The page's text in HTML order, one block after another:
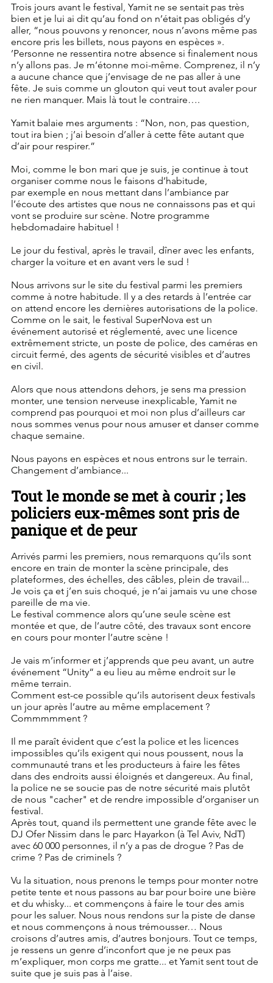
Trois jours avant le festival, Yamit ne se sentait pas très
bien et je lui ai dit qu’au fond on n’était pas obligés d’y
aller, “nous pouvons y renoncer, nous n’avons même pas
encore pris les billets, nous payons en espèces ».
’Personne ne ressentira notre absence si finalement nous
n’y allons pas. Je m’étonne moi-même. Comprenez, il n’y
a aucune chance que j’envisage de ne pas aller à une
fête. Je suis comme un glouton qui veut tout avaler pour
ne rien manquer. Mais là tout le contraire….
Yamit balaie mes arguments : “Non, non, pas question,
tout ira bien ; j’ai besoin d’aller à cette fête autant que
d’air pour respirer.”
Moi, comme le bon mari que je suis, je continue à tout
organiser comme nous le faisons d’habitude,
par exemple en nous mettant dans l’ambiance par
l’écoute des artistes que nous ne connaissons pas et qui
vont se produire sur scène. Notre programme
hebdomadaire habituel !
Le jour du festival, après le travail, dîner avec les enfants,
charger la voiture et en avant vers le sud !
Nous arrivons sur le site du festival parmi les premiers
comme à notre habitude. Il y a des retards à l’entrée car
on attend encore les dernières autorisations de la police.
Comme on le sait, le festival SuperNova est un
événement autorisé et réglementé, avec une licence
extrêmement stricte, un poste de police, des caméras en
circuit fermé, des agents de sécurité visibles et d’autres
en civil.
Alors que nous attendons dehors, je sens ma pression
monter, une tension nerveuse inexplicable, Yamit ne
comprend pas pourquoi et moi non plus d’ailleurs car
nous sommes venus pour nous amuser et danser comme
chaque semaine.
Nous payons en espèces et nous entrons sur le terrain.
Changement d’ambiance...
Tout le monde se met à courir ; les
policiers eux-mêmes sont pris de
panique et de peur
Arrivés parmi les premiers, nous remarquons qu’ils sont
encore en train de monter la scène principale, des
plateformes, des échelles, des câbles, plein de travail...
Je vois ça et j’en suis choqué, je n’ai jamais vu une chose
pareille de ma vie.
Le festival commence alors qu’une seule scène est
montée et que, de l’autre côté, des travaux sont encore
en cours pour monter l’autre scène !
Je vais m’informer et j’apprends que peu avant, un autre
événement “Unity“ a eu lieu au même endroit sur le
même terrain.
Comment est-ce possible qu’ils autorisent deux festivals
un jour après l’autre au même emplacement ?
Commmmment ?
Il me paraît évident que c’est la police et les licences
impossibles qu’ils exigent qui nous poussent, nous la
communauté trans et les producteurs à faire les fêtes
dans des endroits aussi éloignés et dangereux. Au final,
la police ne se soucie pas de notre sécurité mais plutôt
de nous "cacher" et de rendre impossible d’organiser un
festival.
Après tout, quand ils permettent une grande fête avec le
DJ Ofer Nissim dans le parc Hayarkon (à Tel Aviv, NdT)
avec 60 000 personnes, il n’y a pas de drogue ? Pas de
crime ? Pas de criminels ?
Vu la situation, nous prenons le temps pour monter notre
petite tente et nous passons au bar pour boire une bière
et du whisky... et commençons à faire le tour des amis
pour les saluer. Nous nous rendons sur la piste de danse
et nous commençons à nous trémousser… Nous
croisons d’autres amis, d’autres bonjours. Tout ce temps,
je ressens un genre d’inconfort que je ne peux pas
m’expliquer, mon corps me gratte... et Yamit sent tout de
suite que je suis pas à l’aise.